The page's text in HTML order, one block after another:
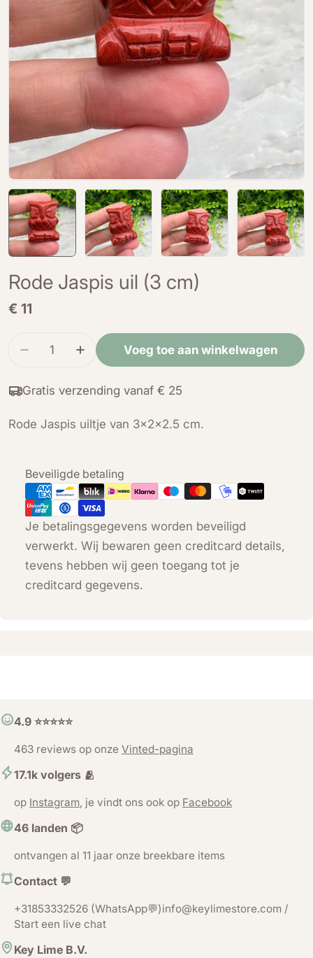
Rode Jaspis uil (3 cm)
Normale
€ 11
Hoeveelheid
Verminder de hoeveelheid voor Rode Jaspis uil
Verhoog de hoeveelheid voor Rode
Voeg toe aan winkelwagen
Gratis verzending vanaf € 25
Rode Jaspis uiltje van 3x2x2.5 cm.
Beveiligde betaling
Betaalmethoden
Je betalingsgegevens worden beveiligd
verwerkt. Wij bewaren geen creditcard details,
tevens hebben wij geen toegang tot je
creditcard gegevens.
4.9 ⭐️⭐️⭐️⭐️⭐️
463 reviews op onze Vinted-pagina
17.1k volgers 🫂
op Instagram, je vindt ons ook op Facebook
46 landen 📦
ontvangen al 11 jaar onze breekbare items
Contact 💬
+31853332526 (WhatsApp💬)info@keylimestore.com /
Start een live chat
Key Lime B.V.